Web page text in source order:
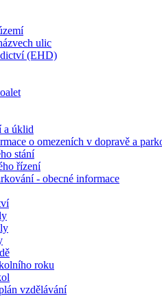
ulic
(EHD)
a úklid
o omezeních v dopravě a
stání
řízení
- obecné informace
roku
vzdělávání